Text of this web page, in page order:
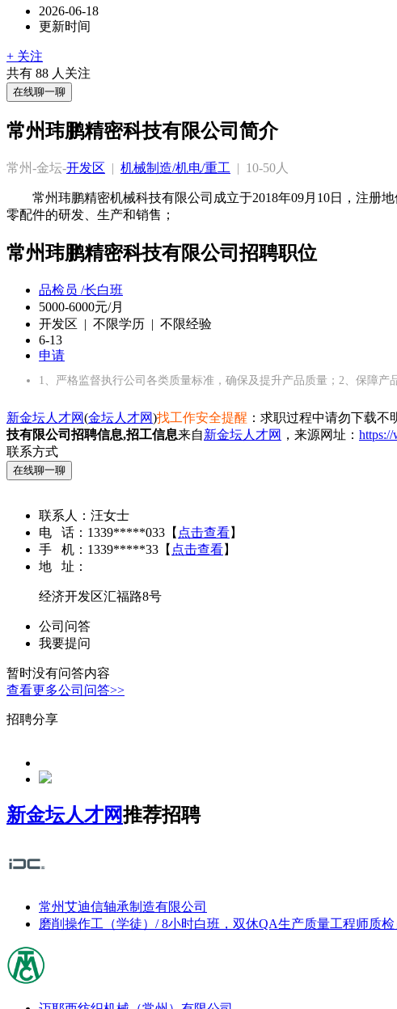
2026-06-18
更新时间
+ 关注
共有 88 人关注
在线聊一聊
常州玮鹏精密科技有限公司简介
常州-金坛-开发区 | 机械制造/机电/重工 |  10-50人
常州玮鹏精密机械科技有限公司成立于2018年09月10日，注册
零配件的研发、生产和销售；
常州玮鹏精密科技有限公司招聘职位
品检员 /长白班
5000-6000元/月
开发区 | 不限学历 | 不限经验
6-13
申请
1、严格监督执行公司各类质量标准，确保及提升产品质量；2、保障
新金坛人才网(金坛人才网)找工作安全提醒 ：求职过程中请勿下载
技有限公司招聘信息,招工信息来自新金坛人才网 ，来源网址：
联系方式
在线聊一聊
联系人： 汪女士
电 话： 1339*****033 【 点击查看】
手 机： 1339*****33 【 点击查看】
地 址：
经济开发区汇福路8号
公司问答
我要提问
暂时没有问答内容
查看更多公司问答>>
招聘分享
新金坛人才网推荐招聘
常州艾迪信轴承制造有限公司
磨削操作工（学徒）/ 8小时白班，双休QA生产质量工程师质